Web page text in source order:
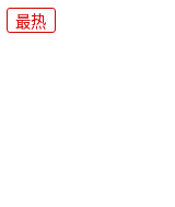
最热